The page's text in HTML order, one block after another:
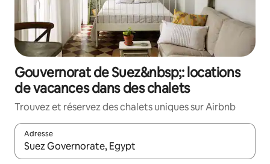
Gouvernorat de Suez&nbsp;: locations
de vacances dans des chalets
Trouvez et réservez des chalets uniques sur Airbnb
Adresse
Lorsque les résultats s'affichent, utilisez les flèches vers le